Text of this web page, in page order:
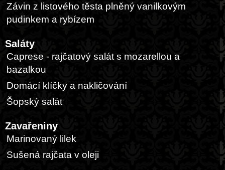
Závin z listového těsta plněný vanilkovým
pudinkem a rybízem
Saláty
Caprese - rajčatový salát s mozarellou a
bazalkou
Domácí klíčky a nakličování
Šopský salát
Zavařeniny
Marinovaný lilek
Sušená rajčata v oleji